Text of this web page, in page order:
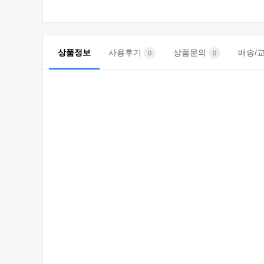
상품정보 사용후기 0 상품문의 0 배송/